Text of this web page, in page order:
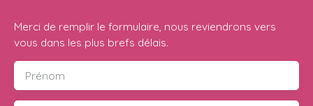
Merci de remplir le formulaire, nous reviendrons vers
vous dans les plus brefs délais.
Prénom